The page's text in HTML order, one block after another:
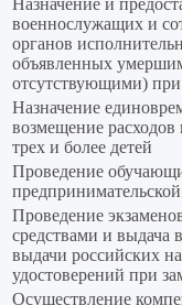
Назначение и
военнослужащих и
органов
объявленных
отсутствующими)
Назначение
возмещение
трех и более детей
Проведение
Прoведение
средствами и выдача
выдачи российских
удостоверений при
Осуществление